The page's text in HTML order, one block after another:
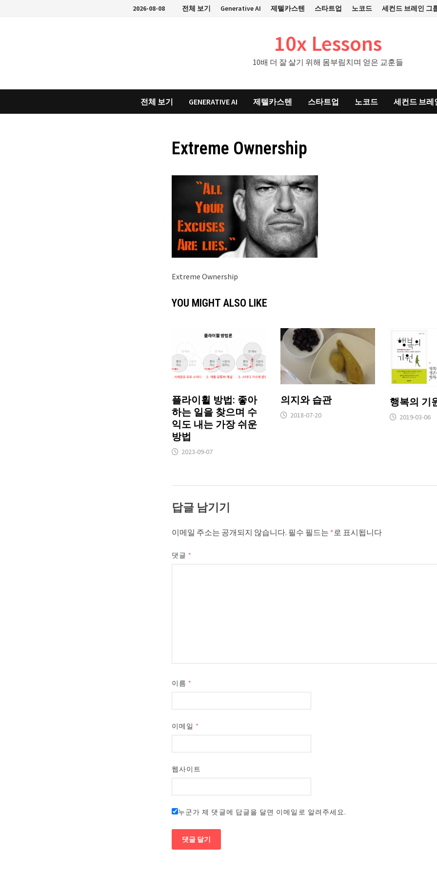
2026-08-08 전체 보기 Generative AI 제텔카스텐 스타트업 노코드 세컨드 브레인 그
10x Lessons
10배 더 잘 살기 위해 몸부림치며 얻은 교훈들
전체 보기 GENERATIVE AI 제텔카스텐 스타트업 노코드 세컨드 브레
Extreme Ownership
Extreme Ownership
YOU MIGHT ALSO LIKE
플라이휠 방법: 좋아
하는 일을 찾으며 수
익도 내는 가장 쉬운
방법
2023-09-07
의지와 습관
2018-07-20
행복의 기
2019-03-06
답글 남기기
이메일 주소는 공개되지 않습니다. 필수 필드는 *로 표시됩니다
댓글 *
이름 *
이메일 *
웹사이트
누군가 제 댓글에 답글을 달면 이메일로 알려주세요.